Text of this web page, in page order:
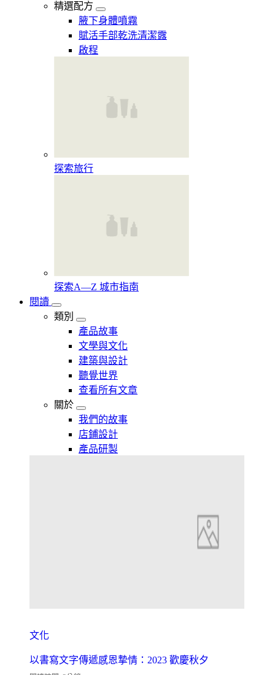
精選配方
腋下身體噴霧
賦活手部乾洗清潔露
啟程
探索旅行
探索A—Z 城市指南
閱讀
類別
產品故事
文學與文化
建築與設計
聽覺世界
查看所有文章
關於
我們的故事
店鋪設計
產品研製
文化
以書寫文字傳遞感恩摯情：2023 歡慶秋夕